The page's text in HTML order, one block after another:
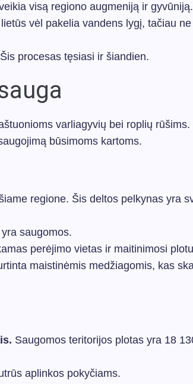
visą regiono augmeniją ir gyvūniją.
vėl pakelia vandens lygį, tačiau
procesas tęsiasi ir šiandien.
varliagyvių bei roplių rūšims.
būsimoms kartoms.
regione. Šis deltos pelkynas yra
saugomos.
perėjimo vietas ir maitinimosi
maistinėmis medžiagomis, kas
Saugomos teritorijos plotas yra 18
aplinkos pokyčiams.